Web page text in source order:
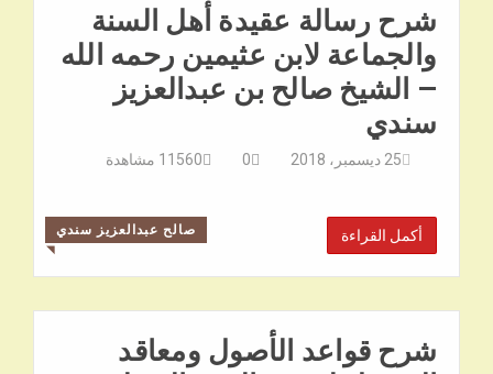
شرح رسالة عقيدة أهل السنة
والجماعة لابن عثيمين رحمه الله
– الشيخ صالح بن عبدالعزيز
سندي
25 ديسمبر، 2018 0
11560 مشاهدة
صالح عبدالعزيز سندي
◥
أكمل القراءة
شرح قواعد الأصول ومعاقد